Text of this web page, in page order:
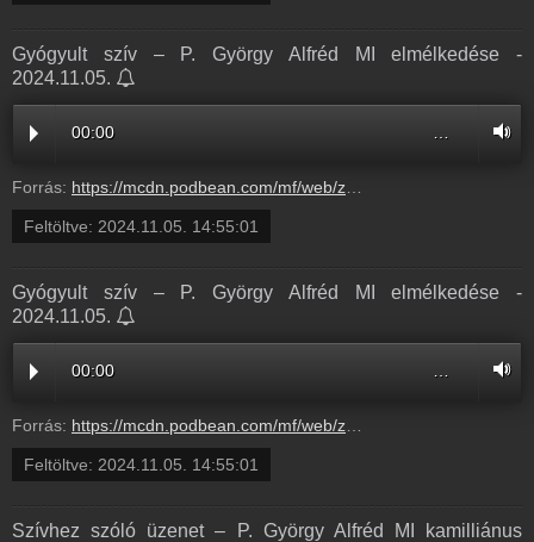
Gyógyult szív – P. György Alfréd MI elmélkedése -
2024.11.05.
00:00
Forrás: https://mcdn.podbean.com/mf/web/zwu6hxe56ymevzzq/3_el_ad_s_Gy_gyult_sz_v_Gy_rgy_Alfr_d_atya_Alm_dial_gus_20249rzl3.mp3
Feltöltve: 2024.11.05. 14:55:01
Gyógyult szív – P. György Alfréd MI elmélkedése -
2024.11.05.
00:00
Forrás: https://mcdn.podbean.com/mf/web/zwu6hxe56ymevzzq/3_el_ad_s_Gy_gyult_sz_v_Gy_rgy_Alfr_d_atya_Alm_dial_gus_20249rzl3.mp3
Feltöltve: 2024.11.05. 14:55:01
Szívhez szóló üzenet – P. György Alfréd MI kamilliánus